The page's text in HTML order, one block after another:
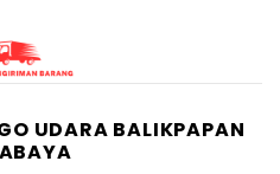
UDARA BALIKPAPAN